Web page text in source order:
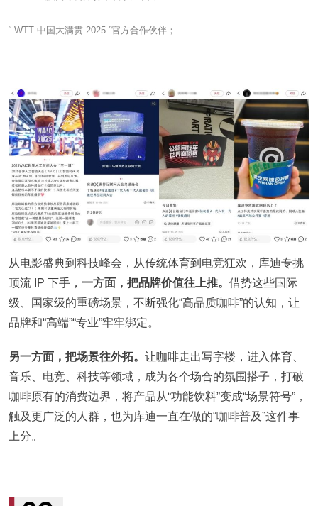
“ WTT 中国大满贯 2025 ”官方合作伙伴；
……
从电影盛典到科技峰会，从传统体育到电竞狂欢，库迪专挑
顶流 IP 下手， 一方面，把品牌价值往上推。 借势这些国际
级、国家级的重磅场景，不断强化“高品质咖啡”的认知，让
品牌和“高端”“专业”牢牢绑定。
另一方面，把场景往外拓。 让咖啡走出写字楼，进入体育、
音乐、电竞、科技等领域，成为各个场合的氛围搭子，打破
咖啡原有的消费边界，将产品从“功能饮料”变成“场景符号”，
触及更广泛的人群，也为库迪一直在做的“咖啡普及”这件事
上分。